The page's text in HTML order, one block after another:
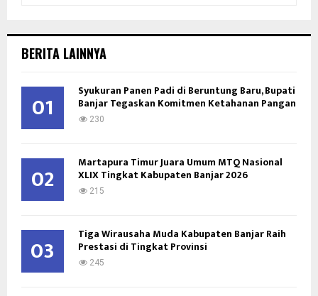
h
o
R
H
BERITA LAINNYA
01 Syukuran Panen Padi di Beruntung Baru, Bupati
Banjar Tegaskan Komitmen Ketahanan Pangan
230
02 Martapura Timur Juara Umum MTQ Nasional
XLIX Tingkat Kabupaten Banjar 2026
215
03 Tiga Wirausaha Muda Kabupaten Banjar Raih
Prestasi di Tingkat Provinsi
245